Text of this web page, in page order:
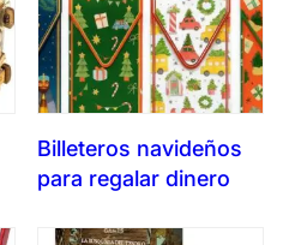
Billeteros navideños
para regalar dinero